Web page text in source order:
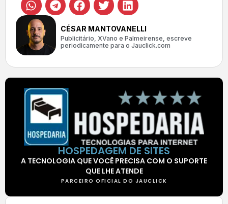
CÉSAR MANTOVANELLI
Publicitário, XVano e Palmeirense, escreve
periodicamente para o Jauclick.com
HOSPEDAGEM DE SITES
A TECNOLOGIA QUE VOCÊ PRECISA COM O SUPORTE
QUE LHE ATENDE
PARCEIRO OFICIAL DO JAUCLICK